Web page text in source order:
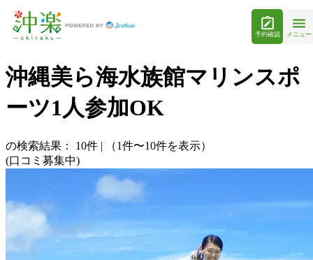
予約確認 メニュー
沖縄美ら海水族館マリンスポ
ーツ1人参加OK
の検索結果： 10件 |
（1件〜10件を表示）
(口コミ募集中)